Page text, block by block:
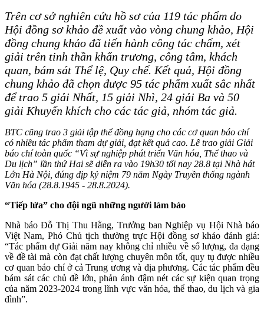
Trên cơ sở nghiên cứu hồ sơ của 119 tác phẩm do
Hội đồng sơ khảo đề xuất vào vòng chung khảo, Hội
đồng chung khảo đã tiến hành công tác chấm, xét
giải trên tinh thần khẩn trương, công tâm, khách
quan, bám sát Thể lệ, Quy chế. Kết quả, Hội đồng
chung khảo đã chọn được 95 tác phẩm xuất sắc nhất
để trao 5 giải Nhất, 15 giải Nhì, 24 giải Ba và 50
giải Khuyến khích cho các tác giả, nhóm tác giả.
BTC cũng trao 3 giải tập thể đồng hạng cho các cơ quan báo chí
có nhiều tác phẩm tham dự giải, đạt kết quả cao. Lễ trao giải Giải
báo chí toàn quốc “Vì sự nghiệp phát triển Văn hóa, Thể thao và
Du lịch” lần thứ Hai sẽ diễn ra vào 19h30 tối nay 28.8 tại Nhà hát
Lớn Hà Nội, đúng dịp kỷ niệm 79 năm Ngày Truyền thống ngành
Văn hóa (28.8.1945 - 28.8.2024).
“Tiếp lửa” cho đội ngũ những người làm báo
Nhà báo Đỗ Thị Thu Hằng, Trưởng ban Nghiệp vụ Hội Nhà báo
Việt Nam, Phó Chủ tịch thường trực Hội đồng sơ khảo đánh giá:
“Tác phẩm dự Giải năm nay không chỉ nhiều về số lượng, đa dạng
về đề tài mà còn đạt chất lượng chuyên môn tốt, quy tụ được nhiều
cơ quan báo chí ở cả Trung ương và địa phương. Các tác phẩm đều
bám sát các chủ đề lớn, phản ánh đậm nét các sự kiện quan trọng
của năm 2023-2024 trong lĩnh vực văn hóa, thể thao, du lịch và gia
đình”.